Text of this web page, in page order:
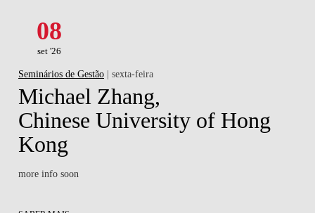
08
set '26
Seminários de Gestão | sexta-feira
Michael Zhang,
Chinese University of Hong
Kong
more info soon